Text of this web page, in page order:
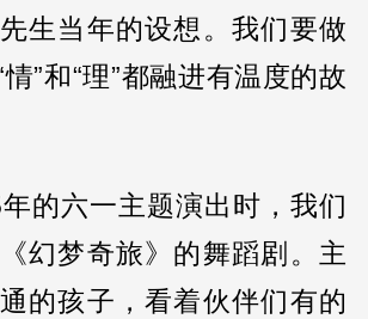
生当年的设想。我们要做
”和“理”都融进有温度的故
的六一主题演出时，我们
幻梦奇旅》的舞蹈剧。主
的孩子，看着伙伴们有的